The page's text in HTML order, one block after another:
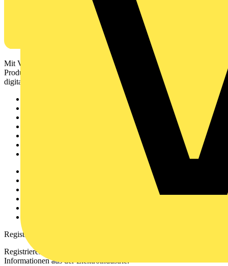
Mit Voltimum erhalten Elektrofachkräfte Zugang zu Branchennews,
Produktinformationen, Schulungen und Tools – alles auf einer
digitalen Plattform und Community.
Registrierung
Registrieren Sie sich kostenlos und erhalten Sie stets aktuelle
Informationen aus der Elektroindustrie.